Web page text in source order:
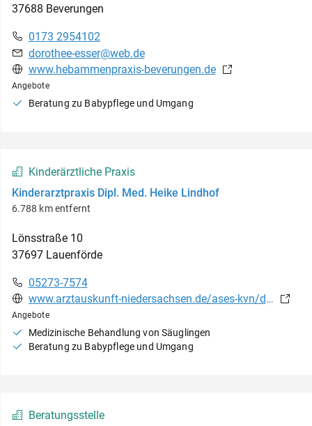
37688 Beverungen
0173 2954102
dorothee-esser@web.de
www.hebammenpraxis-beverungen.de
Angebote
Beratung zu Babypflege und Umgang
Kinderärztliche Praxis
Kinderarztpraxis Dipl. Med. Heike Lindhof
6.788 km entfernt
Lönsstraße 10
37697 Lauenförde
05273-7574
www.arztauskunft-niedersachsen.de/ases-kvn/detail.jsf?id=864CAD73110D66D184C3723E0DDD36D5
Angebote
Medizinische Behandlung von Säuglingen
Beratung zu Babypflege und Umgang
Beratungsstelle